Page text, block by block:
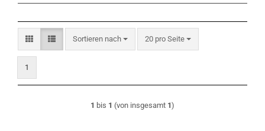
Sortieren nach
Sortieren nach 20 pro Seite
pro Seite
1
1 bis 1 (von insgesamt 1)